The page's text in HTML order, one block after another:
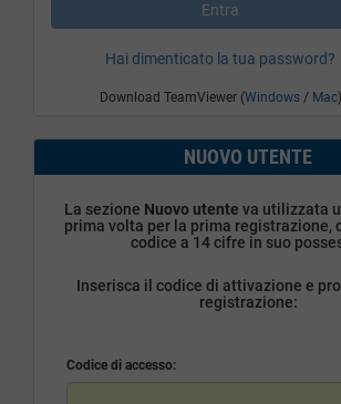
Entra
Hai dimenticato la tua password?
Download TeamViewer (Windows/ Mac)
NUOVO UTENTE
La sezione Nuovo utente va utilizzata
prima volta per la prima registrazione,
codice a 14 cifre in suo
Inserisca il codice di attivazione e
registrazione:
Codice di accesso: